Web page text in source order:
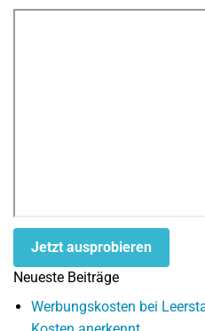
Jetzt ausprobieren
Neueste Beiträge
Werbungskosten bei